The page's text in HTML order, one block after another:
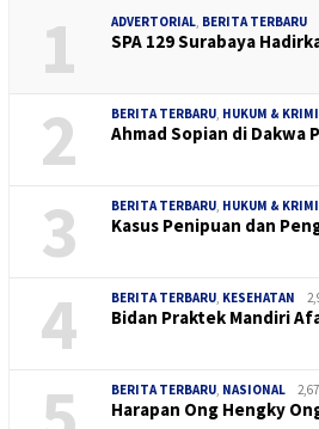
1 ADVERTORIAL, BERITA TERBARU
SPA 129 Surabaya
2 BERITA TERBARU, HUKUM &
Ahmad Sopian di Dakwa
3 BERITA TERBARU, HUKUM &
Kasus Penipuan dan
4 BERITA TERBARU, KESEHATAN
Bidan Praktek Mandiri
BERITA TERBARU, NASIONAL
Harapan Ong Hengky